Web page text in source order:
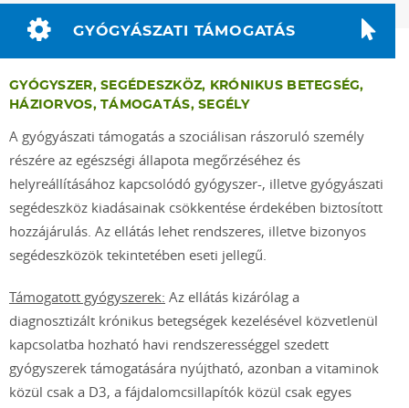
GYÓGYÁSZATI TÁMOGATÁS
GYÓGYSZER, SEGÉDESZKÖZ, KRÓNIKUS BETEGSÉG,
HÁZIORVOS, TÁMOGATÁS, SEGÉLY
A gyógyászati támogatás a szociálisan rászoruló személy
részére az egészségi állapota megőrzéséhez és
helyreállításához kapcsolódó gyógyszer-, illetve gyógyászati
segédeszköz kiadásainak csökkentése érdekében biztosított
hozzájárulás. Az ellátás lehet rendszeres, illetve bizonyos
segédeszközök tekintetében eseti jellegű.
Támogatott gyógyszerek: Az ellátás kizárólag a
diagnosztizált krónikus betegségek kezelésével közvetlenül
kapcsolatba hozható havi rendszerességgel szedett
gyógyszerek támogatására nyújtható, azonban a vitaminok
közül csak a D3, a fájdalomcsillapítók közül csak egyes